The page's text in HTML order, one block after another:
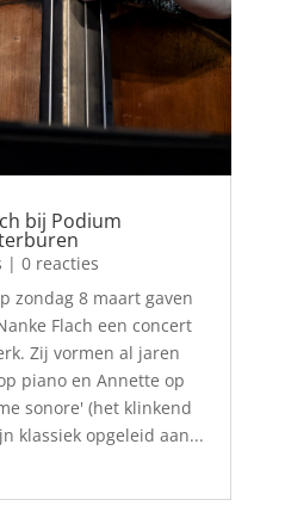
bij Podium
| 0 reacties
zondag 8 maart gaven
Flach een concert
Zij vormen al jaren
piano en Annette op
sonore' (het klinkend
klassiek opgeleid aan...